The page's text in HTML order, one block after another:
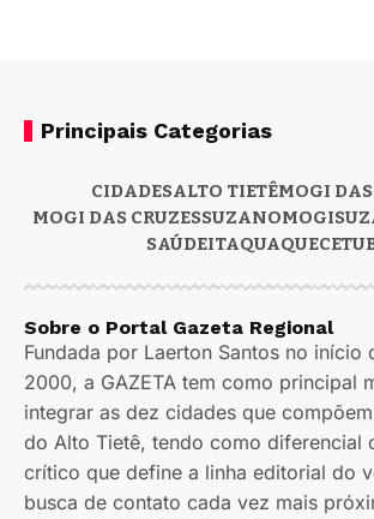
Principais Categorias
CIDADESALTO TIETÊMOGI DAS
MOGI DAS CRUZESSUZANOMOGI
SAÚDE
Sobre o Portal Gazeta Regional
Fundada por Laerton Santos no início
2000, a GAZETA tem como principal
integrar as dez cidades que
do Alto Tietê, tendo como diferencial
crítico que define a linha editorial do
busca de contato cada vez mais